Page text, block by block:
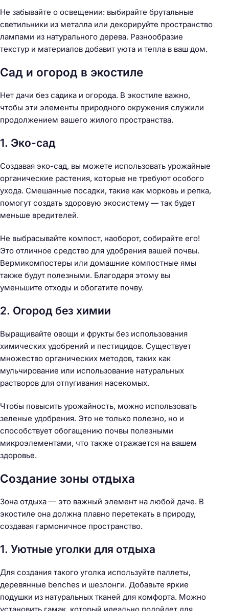
Не забывайте о освещении: выбирайте брутальные
светильники из металла или декорируйте пространство
лампами из натурального дерева. Разнообразие
текстур и материалов добавит уюта и тепла в ваш дом.
Сад и огород в экостиле
Нет дачи без садика и огорода. В экостиле важно,
чтобы эти элементы природного окружения служили
продолжением вашего жилого пространства.
1. Эко-сад
Создавая эко-сад, вы можете использовать урожайные
органические растения, которые не требуют особого
ухода. Смешанные посадки, такие как морковь и репка,
помогут создать здоровую экосистему — так будет
меньше вредителей.
Не выбрасывайте компост, наоборот, собирайте его!
Это отличное средство для удобрения вашей почвы.
Вермикомпостеры или домашние компостные ямы
также будут полезными. Благодаря этому вы
уменьшите отходы и обогатите почву.
2. Огород без химии
Выращивайте овощи и фрукты без использования
химических удобрений и пестицидов. Существует
множество органических методов, таких как
мульчирование или использование натуральных
растворов для отпугивания насекомых.
Чтобы повысить урожайность, можно использовать
зеленые удобрения. Это не только полезно, но и
способствует обогащению почвы полезными
микроэлементами, что также отражается на вашем
здоровье.
Создание зоны отдыха
Зона отдыха — это важный элемент на любой даче. В
экостиле она должна плавно перетекать в природу,
создавая гармоничное пространство.
1. Уютные уголки для отдыха
Для создания такого уголка используйте паллеты,
деревянные benches и шезлонги. Добавьте яркие
подушки из натуральных тканей для комфорта. Можно